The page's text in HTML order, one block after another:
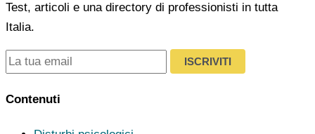
Test, articoli e una directory di professionisti in tutta
Italia.
ISCRIVITI
Contenuti